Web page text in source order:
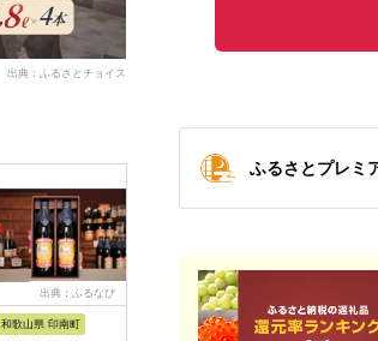
出典：ふるさとチョイス
出典：ふるなび
和歌山県 印南町
出典：ふるなび
岐阜県 八百津町
出典：ふ
鹿児島県
ふるさとプレミ